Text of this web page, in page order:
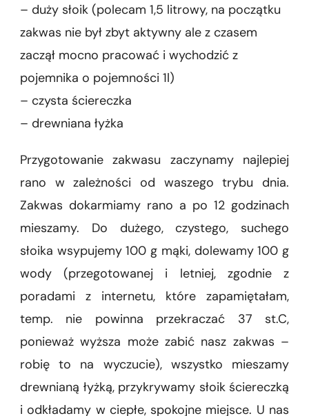
– duży słoik (polecam 1,5 litrowy, na początku
zakwas nie był zbyt aktywny ale z czasem
zaczął mocno pracować i wychodzić z
pojemnika o pojemności 1l)
– czysta ściereczka
– drewniana łyżka
Przygotowanie zakwasu zaczynamy najlepiej
rano w zależności od waszego trybu dnia.
Zakwas dokarmiamy rano a po 12 godzinach
mieszamy. Do dużego, czystego, suchego
słoika wsypujemy 100 g mąki, dolewamy 100 g
wody (przegotowanej i letniej, zgodnie z
poradami z internetu, które zapamiętałam,
temp. nie powinna przekraczać 37 st.C,
ponieważ wyższa może zabić nasz zakwas –
robię to na wyczucie), wszystko mieszamy
drewnianą łyżką, przykrywamy słoik ściereczką
i odkładamy w ciepłe, spokojne miejsce. U nas